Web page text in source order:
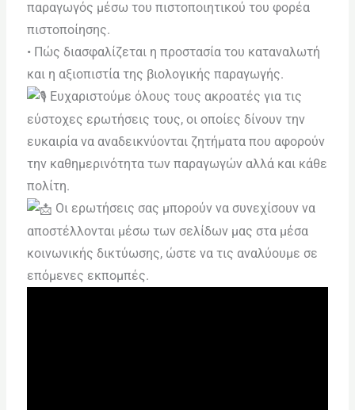
παραγωγός μέσω του πιστοποιητικού του φορέα
πιστοποίησης.
• Πώς διασφαλίζεται η προστασία του καταναλωτή
και η αξιοπιστία της βιολογικής παραγωγής.
Ευχαριστούμε όλους τους ακροατές για τις
εύστοχες ερωτήσεις τους, οι οποίες δίνουν την
ευκαιρία να αναδεικνύονται ζητήματα που αφορούν
την καθημερινότητα των παραγωγών αλλά και κάθε
πολίτη.
Οι ερωτήσεις σας μπορούν να συνεχίσουν να
αποστέλλονται μέσω των σελίδων μας στα μέσα
κοινωνικής δικτύωσης, ώστε να τις αναλύουμε σε
επόμενες εκπομπές.